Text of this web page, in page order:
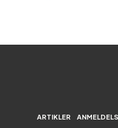
ARTIKLER